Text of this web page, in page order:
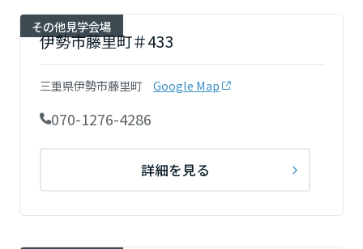
その他見学会場
伊勢市藤里町＃433
三重県伊勢市藤里町 Google Map
070-1276-4286
詳細を見る